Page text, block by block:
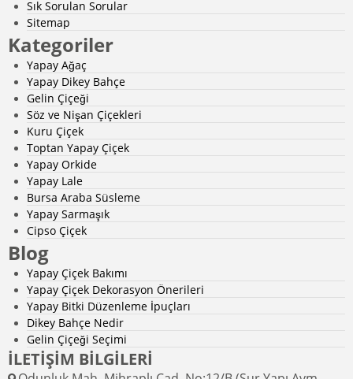
Sık Sorulan Sorular
Sitemap
Kategoriler
Yapay Ağaç
Yapay Dikey Bahçe
Gelin Çiçeği
Söz ve Nişan Çiçekleri
Kuru Çiçek
Toptan Yapay Çiçek
Yapay Orkide
Yapay Lale
Bursa Araba Süsleme
Yapay Sarmaşık
Cipso Çiçek
Blog
Yapay Çiçek Bakımı
Yapay Çiçek Dekorasyon Önerileri
Yapay Bitki Düzenleme İpuçları
Dikey Bahçe Nedir
Gelin Çiçeği Seçimi
İLETİŞİM BİLGİLERİ